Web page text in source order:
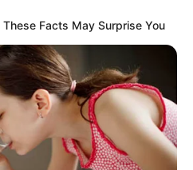
Facts May Surprise You